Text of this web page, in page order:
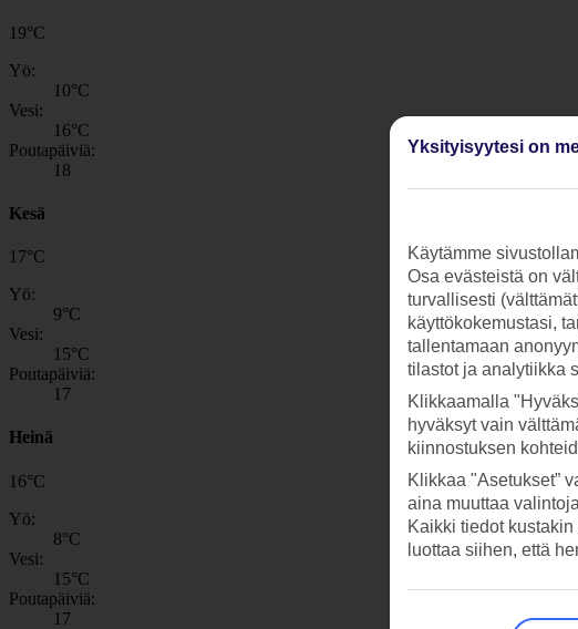
19°C
Yö:
10°C
Vesi:
16°C
Poutapäiviä:
18
Kesä
17°C
Yö:
9°C
Vesi:
15°C
Poutapäiviä:
17
Heinä
16°C
Yö:
8°C
Vesi:
15°C
Poutapäiviä:
17
Yksityisyytesi on
Käytämme
Osa evästeistä on
turvallisesti
käyttökokemustasi,
tallentamaan
tilastot ja analytiikka
Klikkaamalla
hyväksyt vain
kiinnostuksen
Klikkaa "Asetukset”
aina muuttaa
Kaikki tiedot
luottaa siihen, että